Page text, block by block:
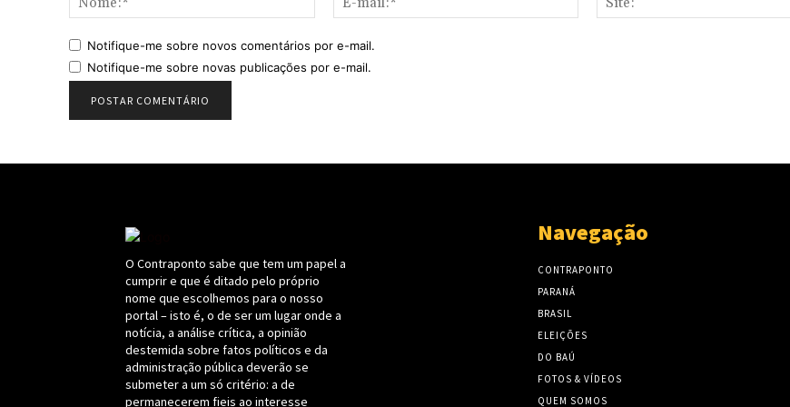
mail:*
Notifique-me sobre novos comentários por e-mail.
Notifique-me sobre novas publicações por e-mail.
O Contraponto sabe que tem um papel a
cumprir e que é ditado pelo próprio
nome que escolhemos para o nosso
portal – isto é, o de ser um lugar onde a
notícia, a análise crítica, a opinião
destemida sobre fatos políticos e da
administração pública deverão se
submeter a um só critério: a de
permanecerem fieis ao interesse
Navegação
CONTRAPONTO
PARANÁ
BRASIL
ELEIÇÕES
DO BAÚ
FOTOS & VÍDEOS
QUEM SOMOS